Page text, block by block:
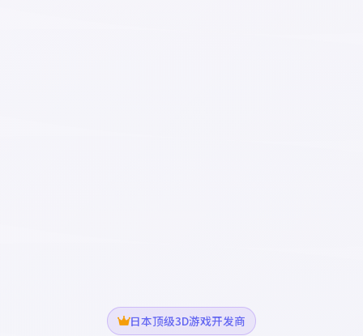
日本顶级3D游戏开发商